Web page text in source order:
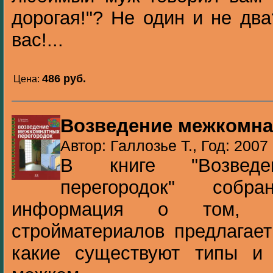
дорогая!"? Не один и не
вас!...
Цена: 486 pуб.
Возведение
Автор: Галлозье Т., Год: 2007
В книге
перегородок"
информация о том,
стройматериалов
какие существуют типы и